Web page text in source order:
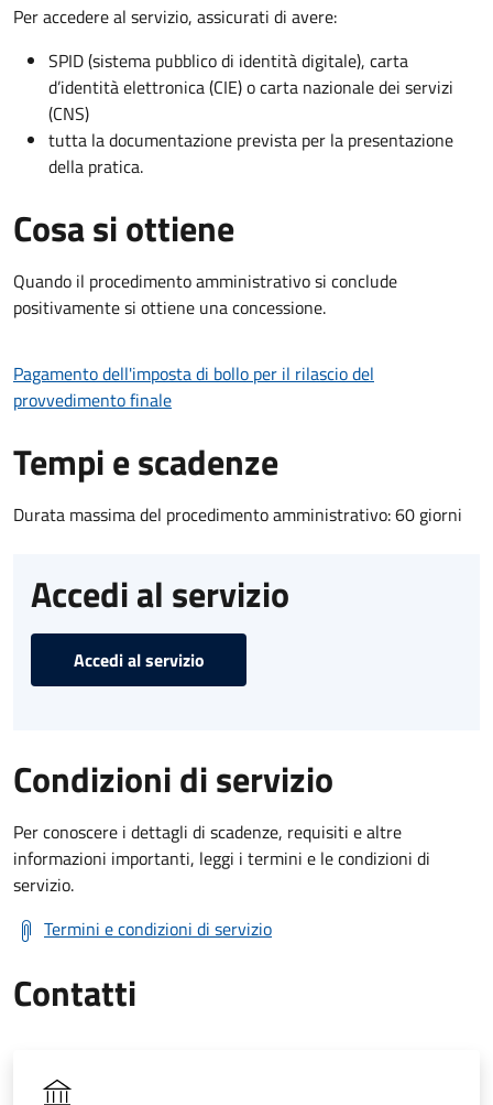
Per accedere al servizio, assicurati di avere:
SPID (sistema pubblico di identità digitale), carta
d’identità elettronica (CIE) o carta nazionale dei servizi
(CNS)
tutta la documentazione prevista per la presentazione
della pratica.
Cosa si ottiene
Quando il procedimento amministrativo si conclude
positivamente si ottiene una concessione.
Pagamento dell'imposta di bollo per il rilascio del
provvedimento finale
Tempi e scadenze
Durata massima del procedimento amministrativo: 60 giorni
Accedi al servizio
Accedi al servizio
Condizioni di servizio
Per conoscere i dettagli di scadenze, requisiti e altre
informazioni importanti, leggi i termini e le condizioni di
servizio.
Termini e condizioni di servizio
Contatti